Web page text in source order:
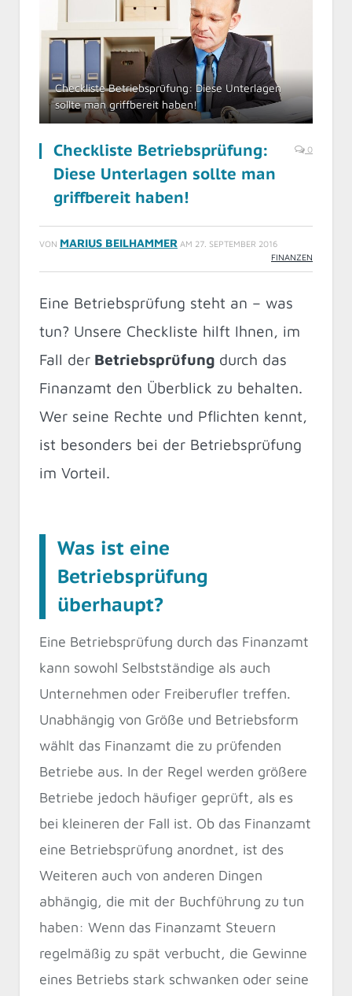
Checkliste Betriebsprüfung: Diese Unterlagen
sollte man griffbereit haben!
Checkliste Betriebsprüfung:
Diese Unterlagen sollte man
griffbereit haben!
0
VON MARIUS BEILHAMMER AM 27. SEPTEMBER 2016
FINANZEN
Eine Betriebsprüfung steht an – was
tun? Unsere Checkliste hilft Ihnen, im
Fall der Betriebsprüfung durch das
Finanzamt den Überblick zu behalten.
Wer seine Rechte und Pflichten kennt,
ist besonders bei der Betriebsprüfung
im Vorteil.
Was ist eine
Betriebsprüfung
überhaupt?
Eine Betriebsprüfung durch das Finanzamt
kann sowohl Selbstständige als auch
Unternehmen oder Freiberufler treffen.
Unabhängig von Größe und Betriebsform
wählt das Finanzamt die zu prüfenden
Betriebe aus. In der Regel werden größere
Betriebe jedoch häufiger geprüft, als es
bei kleineren der Fall ist. Ob das Finanzamt
eine Betriebsprüfung anordnet, ist des
Weiteren auch von anderen Dingen
abhängig, die mit der Buchführung zu tun
haben: Wenn das Finanzamt Steuern
regelmäßig zu spät verbucht, die Gewinne
eines Betriebs stark schwanken oder seine